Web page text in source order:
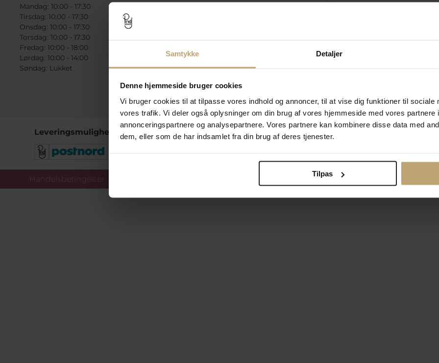
Samtykke Detaljer
Denne hjemmeside bruger cookies
Vi bruger cookies til at tilpasse vores indhold og annoncer, til at vise dig funktioner til sociale
vores trafik. Vi deler også oplysninger om din brug af vores hjemmeside med vores partnere
annonceringspartnere og analysepartnere. Vores partnere kan kombinere disse data med
dem, eller som de har indsamlet fra din brug af deres tjenester.
Tilpas
Mandag: 10:00 - 17:30
Tirsdag: 10:00 - 17:30
Onsdag: 10:00 - 17:30
Torsdag: 10:00 - 17:30
Fredag: 10:00 - 18:00
Lørdag: 10:00 - 14:00
Søndag: Lukket
Leveringsmuligheder Betalingsmuligheder
Handelsbetingelser Ændr cookie-